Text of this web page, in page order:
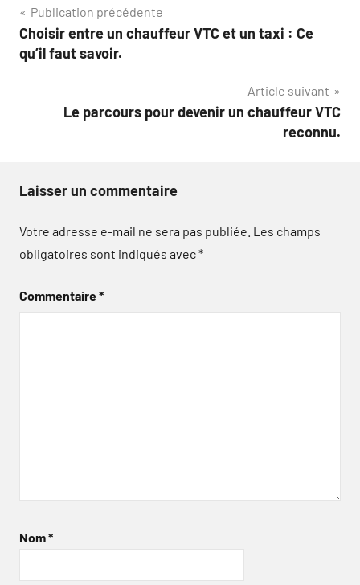
Navigation
de
Publication précédente
Choisir entre un chauffeur VTC et un taxi : Ce
qu’il faut savoir.
Article suivant
Le parcours pour devenir un chauffeur VTC
reconnu.
Laisser un commentaire
Votre adresse e-mail ne sera pas publiée. Les champs
obligatoires sont indiqués avec*
Commentaire*
Nom*